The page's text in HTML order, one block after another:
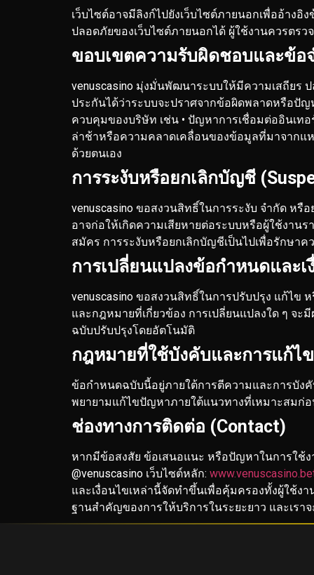
เว็บไซต์อาจมีลิงก์ไปยังเว็บไซต์ภายนอกเพื่ออ้าง
ปลอดภัยของเว็บไซต์ภายนอกได้ ผู้ใช้งานควรตร
ขอบเขตความรับผิดชอบและข้
venuscasino มุ่งมั่นพัฒนาระบบให้มีความเสถียร
ประกันได้ว่าระบบจะปราศจากข้อผิดพลาดหรือปั
ควบคุมของบริษัท เช่น • ปัญหาการเชื่อมต่ออินเทอ
ล่าช้าหรือความคลาดเคลื่อนของข้อมูลที่มาจากแ
ด้วยตนเอง
การระงับหรือยกเลิกบัญชี
venuscasino ขอสงวนสิทธิ์ในการระงับ จำกัด ห
อาจก่อให้เกิดความเสียหายต่อระบบหรือผู้ใช้งานร
สมัคร การระงับหรือยกเลิกบัญชีเป็นไปเพื่อรักษา
การเปลี่ยนแปลงข้อกำหนดและเ
venuscasino ขอสงวนสิทธิ์ในการปรับปรุง แก้ไข
และกฎหมายที่เกี่ยวข้อง การเปลี่ยนแปลงใด ๆ จะ
ฉบับปรับปรุงโดยอัตโนมัติ
กฎหมายที่ใช้บังคับและการแก้ไ
ข้อกำหนดฉบับนี้อยู่ภายใต้การตีความและการบัง
พยายามแก้ไขปัญหาภายใต้แนวทางที่เหมาะสมก่
ช่องทางการติดต่อ (Contact)
หากมีข้อสงสัย ข้อเสนอแนะ หรือปัญหาในการใช้
@venuscasino เว็บไซต์หลัก:
และเงื่อนไขเหล่านี้จัดทำขึ้นเพื่อคุ้มครองทั้งผู้ใช้ง
ฐานสำคัญของการให้บริการในระยะยาว และเร